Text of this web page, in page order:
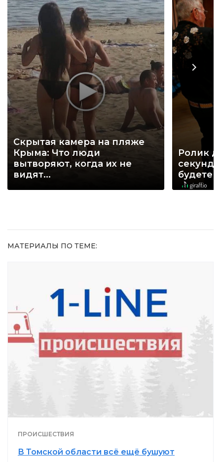
Скрытая камера на пляже
Крыма: Что люди
вытворяют, когда их не
видят...
Ролик
секунд,
будете
МАТЕРИАЛЫ ПО ТЕМЕ:
ПРОИСШЕСТВИЯ
В Томской области всё ещё бушуют